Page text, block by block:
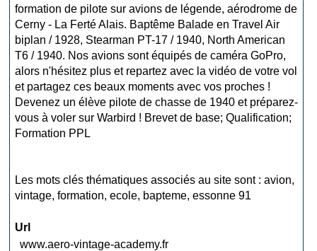
formation de pilote sur avions de légende, aérodrome de
Cerny - La Ferté Alais. Baptême Balade en Travel Air
biplan / 1928, Stearman PT-17 / 1940, North American
T6 / 1940. Nos avions sont équipés de caméra GoPro,
alors n'hésitez plus et repartez avec la vidéo de votre vol
et partagez ces beaux moments avec vos proches !
Devenez un élève pilote de chasse de 1940 et préparez-
vous à voler sur Warbird ! Brevet de base; Qualification;
Formation PPL
Les mots clés thématiques associés au site sont :avion,
vintage,formation,ecole, bapteme,essonne 91
Url
www.aero-vintage-academy.fr